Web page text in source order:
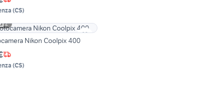
(CS)
2
Nikon Coolpix 400
(CS)